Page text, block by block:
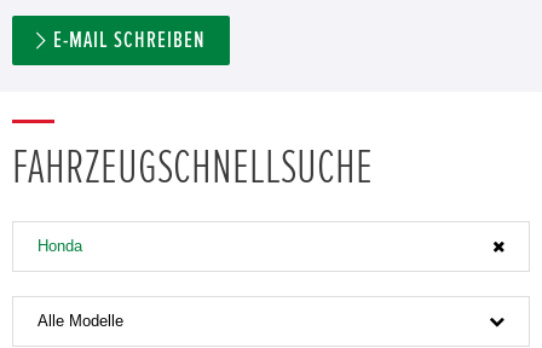
E-MAIL SCHREIBEN
FAHRZEUGSCHNELLSUCHE
Honda
Alle Modelle